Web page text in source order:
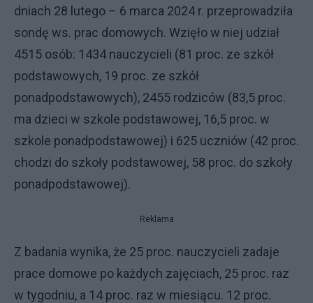
dniach 28 lutego – 6 marca 2024 r. przeprowadziła
sondę ws. prac domowych. Wzięło w niej udział
4515 osób: 1434 nauczycieli (81 proc. ze szkół
podstawowych, 19 proc. ze szkół
ponadpodstawowych), 2455 rodziców (83,5 proc.
ma dzieci w szkole podstawowej, 16,5 proc. w
szkole ponadpodstawowej) i 625 uczniów (42 proc.
chodzi do szkoły podstawowej, 58 proc. do szkoły
ponadpodstawowej).
Reklama
Z badania wynika, że 25 proc. nauczycieli zadaje
prace domowe po każdych zajęciach, 25 proc. raz
w tygodniu, a 14 proc. raz w miesiącu. 12 proc.